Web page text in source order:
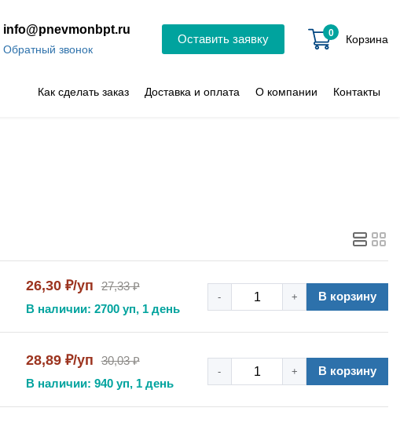
info@pnevmonbpt.ru
Обратный звонок
Оставить заявку 0 Корзина
Как сделать заказ Доставка и оплата О компании Контакты
26,30 ₽/уп
27,33 ₽
В наличии: 2700 уп, 1 день
- + В корзину
28,89 ₽/уп
30,03 ₽
В наличии: 940 уп, 1 день
- + В корзину